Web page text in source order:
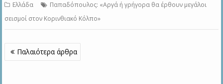
Ελλάδα
Παπαδόπουλος: «Αργά ή γρήγορα θα έρθουν μεγάλοι
σεισμοί στον Κορινθιακό Κόλπο»
Πλοήγηση
άρθρων
Παλαιότερα άρθρα